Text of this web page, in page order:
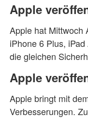
Apple
Apple hat Mittwoch
iPhone 6 Plus,
die gleichen
Apple
Apple bringt mit
Verbesserungen.